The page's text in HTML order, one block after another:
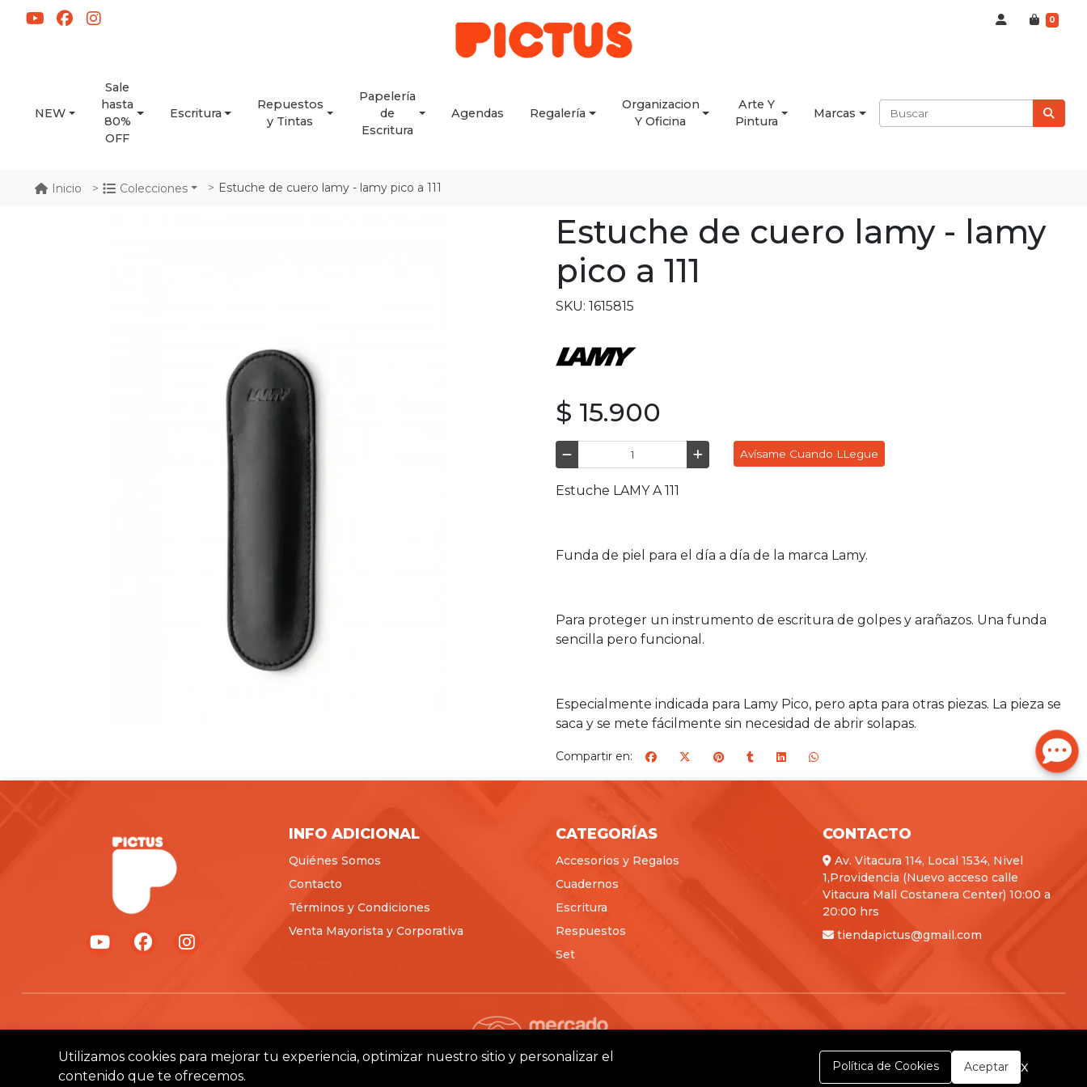
0
NEW
Sale
hasta
80%
OFF
Escritura
Repuestos
y Tintas
Papelería
de
Escritura
Agendas Regalería
Organizacion
Y Oficina
Arte Y
Pintura
Marcas
Inicio Colecciones Estuche de cuero lamy - lamy pico a 111
Estuche de cuero lamy - lamy
pico a 111
SKU: 1615815
$ 15.900
Avísame Cuando LLegue
Estuche LAMY A 111
Funda de piel para el día a día de la marca Lamy.
Para proteger un instrumento de escritura de golpes y arañazos. Una funda
sencilla pero funcional.
Especialmente indicada para Lamy Pico, pero apta para otras piezas. La pieza se
saca y se mete fácilmente sin necesidad de abrir solapas.
Compartir en:
INFO ADICIONAL
Quiénes Somos
Contacto
Términos y Condiciones
Venta Mayorista y Corporativa
CATEGORÍAS
Accesorios y Regalos
Cuadernos
Escritura
Respuestos
Set
CONTACTO
Av. Vitacura 114, Local 1534, Nivel
1,Providencia (Nuevo acceso calle
Vitacura Mall Costanera Center) 10:00 a
20:00 hrs
tiendapictus@gmail.com
Utilizamos cookies para mejorar tu experiencia, optimizar nuestro sitio y personalizar el
contenido que te ofrecemos.
Política de Cookies Aceptar x